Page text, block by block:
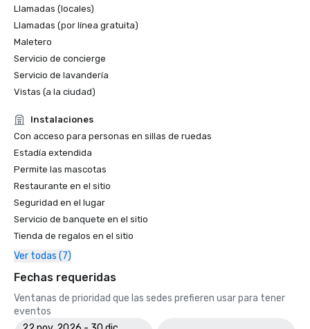
Llamadas (locales)
Llamadas (por línea gratuita)
Maletero
Servicio de concierge
Servicio de lavandería
Vistas (a la ciudad)
Instalaciones
Con acceso para personas en sillas de ruedas
Estadía extendida
Permite las mascotas
Restaurante en el sitio
Seguridad en el lugar
Servicio de banquete en el sitio
Tienda de regalos en el sitio
Ver todas (7)
Fechas requeridas
Ventanas de prioridad que las sedes prefieren usar para tener
eventos